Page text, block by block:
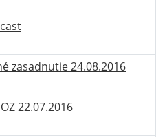
zasadnutie 24.08.2016
22.07.2016